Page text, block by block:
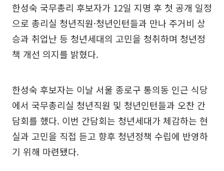
한성숙 국무총리 후보자가 12일 지명 후 첫 공개 일정
으로 총리실 청년직원·청년인턴들과 만나 주거비 상
승과 취업난 등 청년세대의 고민을 청취하며 청년정
책 개선 의지를 밝혔다.
한성숙 후보자는 이날 서울 종로구 통의동 인근 식당
에서 국무총리실 청년직원 및 청년인턴들과 오찬 간
담회를 했다. 이번 간담회는 청년세대가 체감하는 현
실과 고민을 직접 듣고 향후 청년정책 수립에 반영하
기 위해 마련됐다.